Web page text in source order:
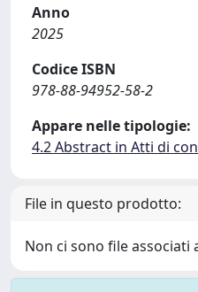
Anno
2025
Codice ISBN
978-88-94952-58-2
Appare nelle tipologie:
4.2 Abstract in Atti di
File in questo prodotto:
Non ci sono file